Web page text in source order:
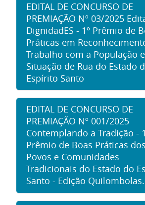
EDITAL DE CONCURSO DE
PREMIAÇÃO Nº 03/2025 Edital
DignidadES - 1º Prêmio de
Práticas em
Trabalho com a População
Situação de Rua do Estado
Espírito Santo
EDITAL DE CONCURSO DE
PREMIAÇÃO Nº 001/2025
Contemplando a Tradição -
Prêmio de Boas Práticas dos
Povos e Comunidades
Tradicionais do Estado do
Santo - Edição Quilombolas.